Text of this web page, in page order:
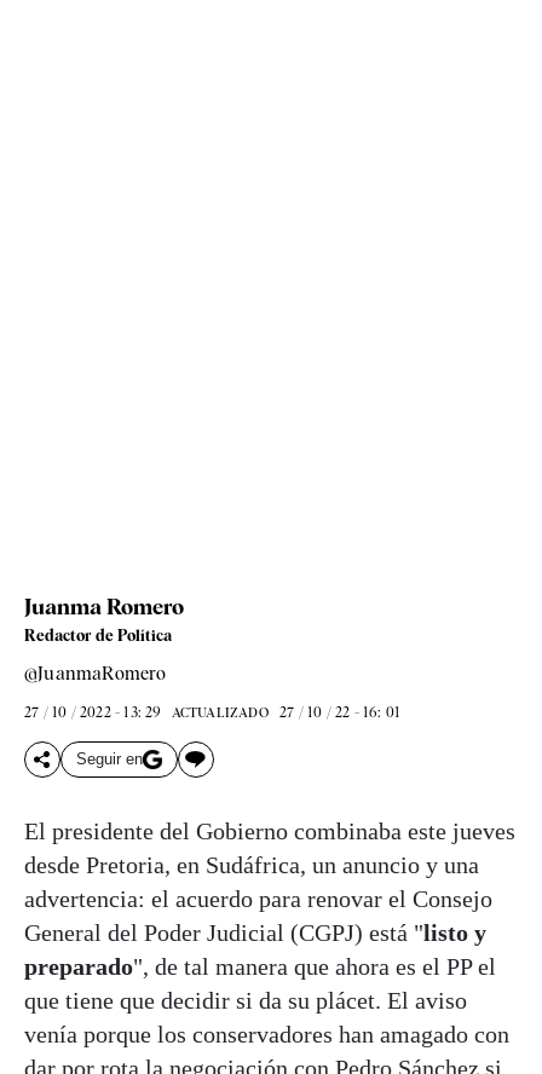
Juanma Romero
Redactor de Política
@JuanmaRomero
27 / 10 / 2022 - 13: 29 ACTUALIZADO 27 / 10 / 22 - 16: 01
Seguir en
El presidente del Gobierno combinaba este jueves
desde Pretoria, en Sudáfrica, un anuncio y una
advertencia: el acuerdo para renovar el Consejo
General del Poder Judicial (CGPJ) está "listo y
preparado", de tal manera que ahora es el PP el
que tiene que decidir si da su plácet. El aviso
venía porque los conservadores han amagado con
dar por rota la negociación con Pedro Sánchez si